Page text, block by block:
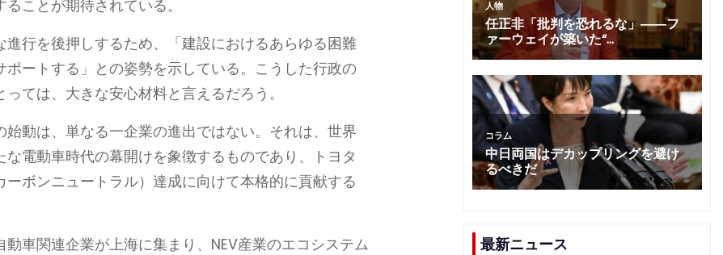
ことが期待されている。
行を後押しするため、「建設におけるあらゆる困難
ートする」との姿勢を示している。こうした行政の
ては、大きな安心材料と言えるだろう。
動は、単なる一企業の進出ではない。それは、世界
電動車時代の幕開けを象徴するものであり、トヨタ
ボンニュートラル）達成に向けて本格的に貢献する
車関連企業が上海に集まり、NEV産業のエコシステム
最新ニュース